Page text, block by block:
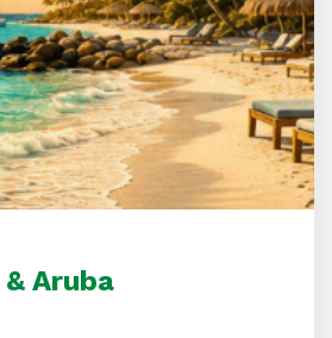
Aruba